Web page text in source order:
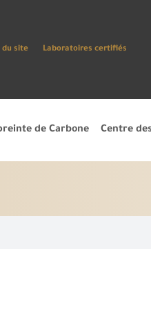
du site Laboratoires certifiés
de Carbone Centre